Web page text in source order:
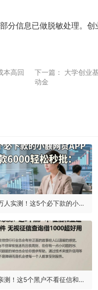
分信息已做脱敏处理。
本高回
下一篇：
大学创业
动金
2026万人实测！这5个必下款的小额网贷APP，借款6000轻松秒批
2026亲测！这5个黑户不看征信和查询的网贷软件，无视征信查询借1000超好用